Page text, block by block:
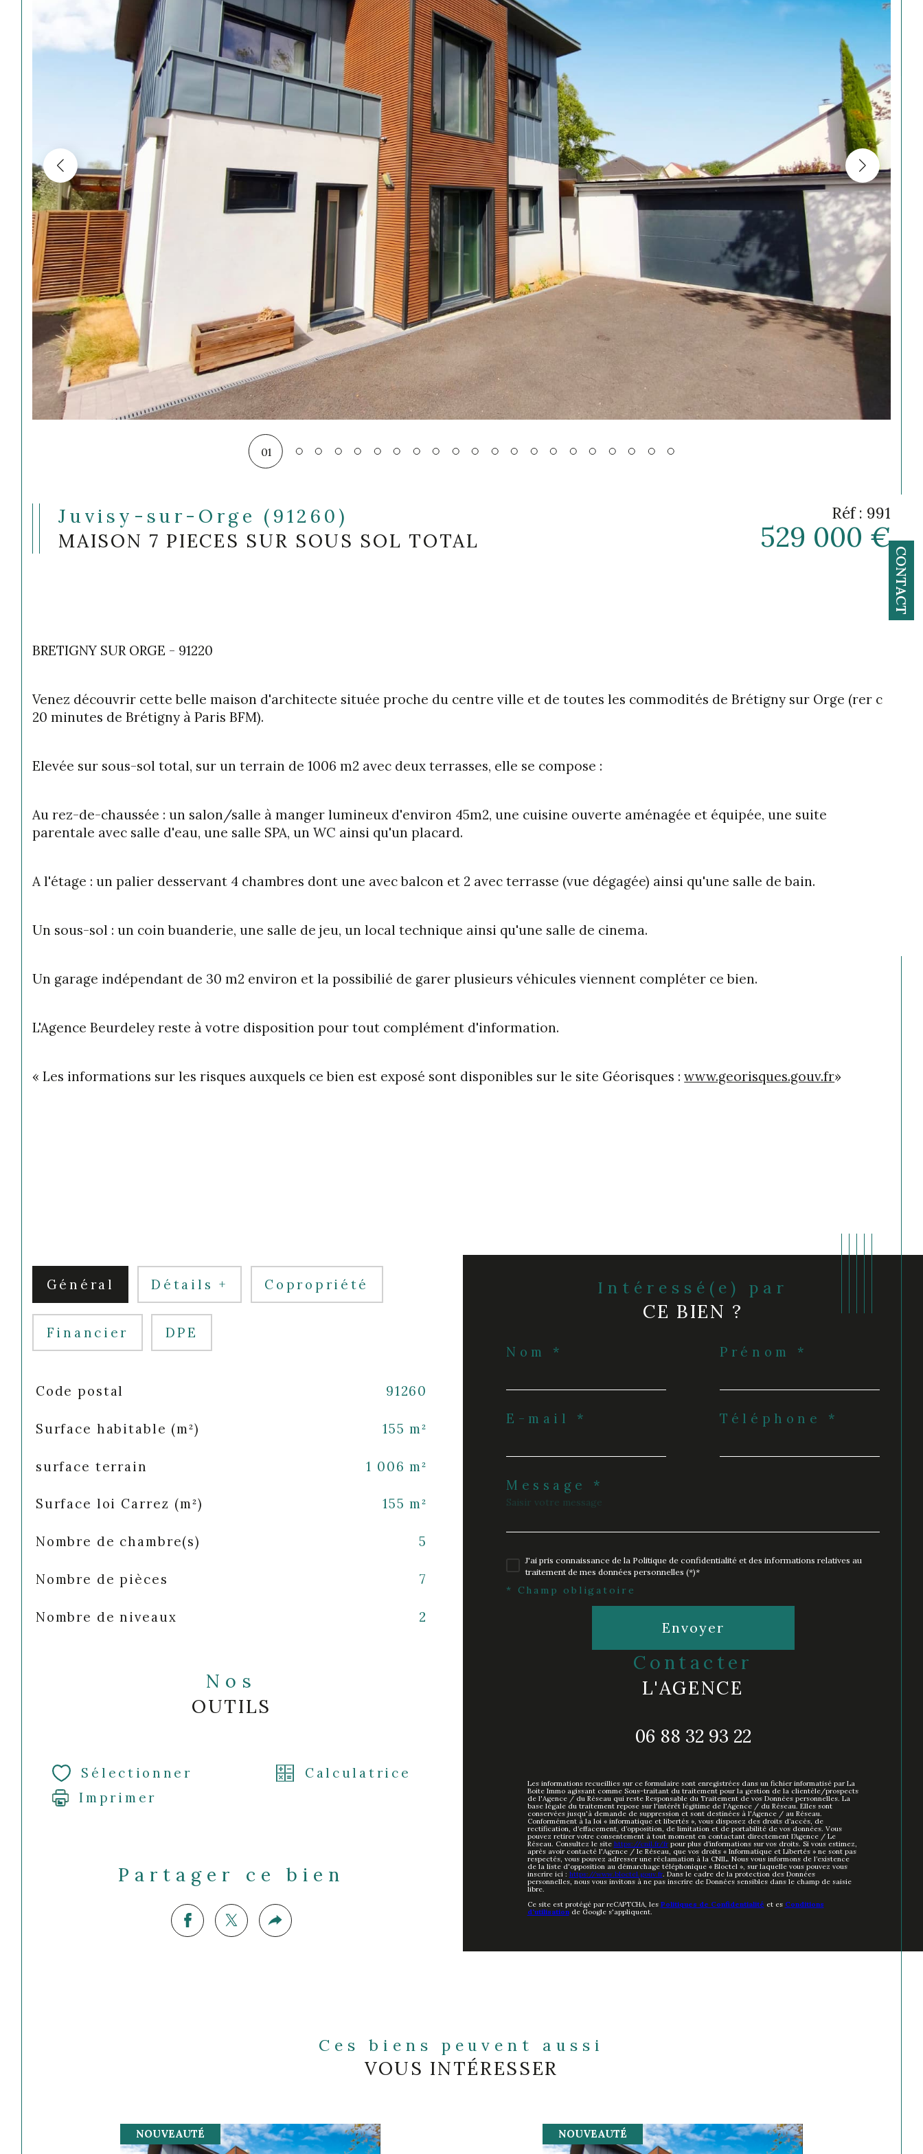
CONTACT
01
Juvisy-sur-Orge (91260)
MAISON 7 PIECES SUR SOUS SOL TOTAL
Réf : 991
529 000 €
BRETIGNY SUR ORGE - 91220
Venez découvrir cette belle maison d'architecte située proche du centre ville et de toutes les commodités de Brétigny sur Orge (rer c
20 minutes de Brétigny à Paris BFM).
Elevée sur sous-sol total, sur un terrain de 1006 m2 avec deux terrasses, elle se compose :
Au rez-de-chaussée : un salon/salle à manger lumineux d'environ 45m2, une cuisine ouverte aménagée et équipée, une suite
parentale avec salle d'eau, une salle SPA, un WC ainsi qu'un placard.
A l'étage : un palier desservant 4 chambres dont une avec balcon et 2 avec terrasse (vue dégagée) ainsi qu'une salle de bain.
Un sous-sol : un coin buanderie, une salle de jeu, un local technique ainsi qu'une salle de cinema.
Un garage indépendant de 30 m2 environ et la possibilié de garer plusieurs véhicules viennent compléter ce bien.
L'Agence Beurdeley reste à votre disposition pour tout complément d'information.
« Les informations sur les risques auxquels ce bien est exposé sont disponibles sur le site Géorisques : www.georisques.gouv.fr»
Général Détails + Copropriété
Financier DPE
TRAD_SIROCCO_Caracteristique
Code postal 91260
Surface habitable (m²) 155 m²
surface terrain 1 006 m²
Surface loi Carrez (m²) 155 m²
Nombre de chambre(s) 5
Nombre de pièces 7
Nombre de niveaux 2
Nos
OUTILS
Sélectionner
Calculatrice
Imprimer
Partager ce bien
Intéressé(e) par
CE BIEN ?
Nom * Prénom *
E-mail * Téléphone *
Message *
J'ai pris connaissance de la Politique de confidentialité et des informations relatives au
traitement de mes données personnelles (*)*
* Champ obligatoire
Envoyer
contacter
L'AGENCE
06 88 32 93 22
Les informations recueillies sur ce formulaire sont enregistrées dans un fichier informatisé par La
Boite Immo agissant comme Sous-traitant du traitement pour la gestion de la clientèle/prospects
de l'Agence / du Réseau qui reste Responsable du Traitement de vos Données personnelles. La
base légale du traitement repose sur l'intérêt légitime de l'Agence / du Réseau. Elles sont
conservées jusqu'à demande de suppression et sont destinées à l'Agence / au Réseau.
Conformément à la loi « informatique et libertés », vous disposez des droits d’accès, de
rectification, d’effacement, d’opposition, de limitation et de portabilité de vos données. Vous
pouvez retirer votre consentement à tout moment en contactant directement l’Agence / Le
Réseau. Consultez le site https://cnil.fr/frpour plus d’informations sur vos droits. Si vous estimez,
après avoir contacté l'Agence / le Réseau, que vos droits « Informatique et Libertés » ne sont pas
respectés, vous pouvez adresser une réclamation à la CNIL. Nous vous informons de l’existence
de la liste d'opposition au démarchage téléphonique « Bloctel », sur laquelle vous pouvez vous
inscrire ici : https://www.bloctel.gouv.fr. Dans le cadre de la protection des Données
personnelles, nous vous invitons à ne pas inscrire de Données sensibles dans le champ de saisie
libre.
Ce site est protégé par reCAPTCHA, les Politiques de Confidentialité et es Conditions
d'utilisationde Google s'appliquent.
Ces biens peuvent aussi
VOUS INTÉRESSER
NOUVEAUTÉ NOUVEAUTÉ